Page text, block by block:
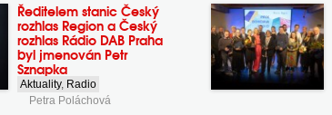
Ředitelem stanic Český
rozhlas Region a Český
rozhlas Rádio DAB Praha
byl jmenován Petr
Sznapka
Aktuality, Radio
Petra Poláchová